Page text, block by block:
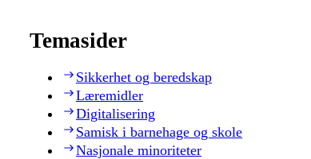
Temasider
Sikkerhet og beredskap
Læremidler
Digitalisering
Samisk i barnehage og skole
Nasjonale minoriteter